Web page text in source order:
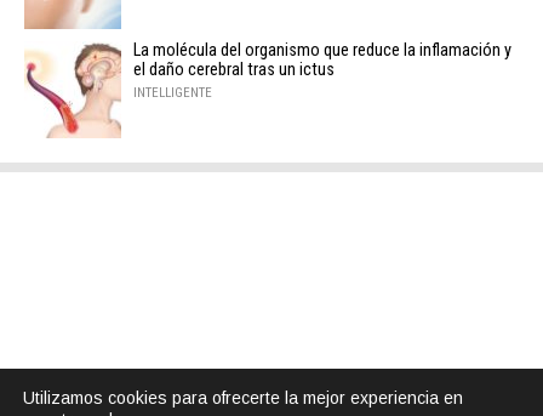
La molécula del organismo que reduce la inflamación y
el daño cerebral tras un ictus
INTELLIGENTE
Utilizamos cookies para ofrecerte la mejor experiencia en